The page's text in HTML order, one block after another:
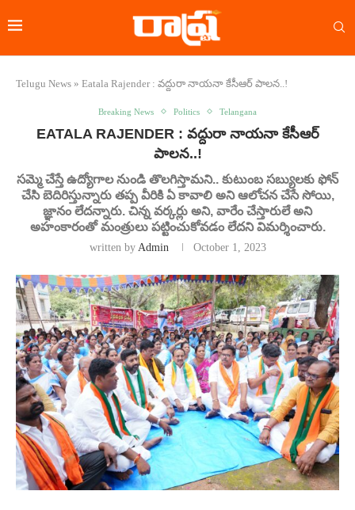
Telugu News » Eatala Rajender : వద్దురా నాయనా కేసీఆర్ పాలన..!
Breaking News Politics Telangana
EATALA RAJENDER : వద్దురా నాయనా కేసీఆర్
పాలన..!
సమ్మె చేస్తే ఉద్యోగాల నుండి తొలగిస్తామని.. కుటుంబ సబ్యులకు ఫోన్
చేసి బెదిరిస్తున్నారు తప్ప వీరికి ఏ కావాలి అని ఆలోచన చేసే సోయి,
జ్ఞానం లేదన్నారు. చిన్న వర్కర్లు అని, వారేం చేస్తారులే అని
అహంకారంతో మంత్రులు పట్టించుకోవడం లేదని విమర్శించారు.
written by Admin October 1, 2023